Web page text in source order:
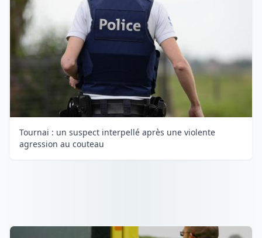
Tournai : un suspect interpellé après une violente
agression au couteau